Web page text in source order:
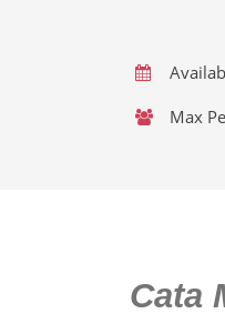
Max
Cata